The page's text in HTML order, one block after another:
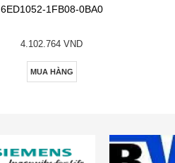
6ED1052-1FB08-0BA0
4.102.764 VND
MUA HÀNG